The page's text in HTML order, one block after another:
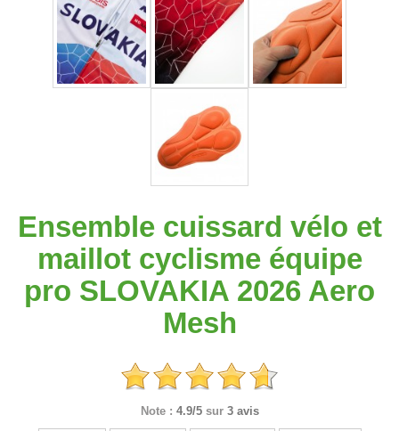
Ensemble cuissard vélo et
maillot cyclisme équipe
pro SLOVAKIA 2026 Aero
Mesh
Note : 4.9/5 sur 3 avis